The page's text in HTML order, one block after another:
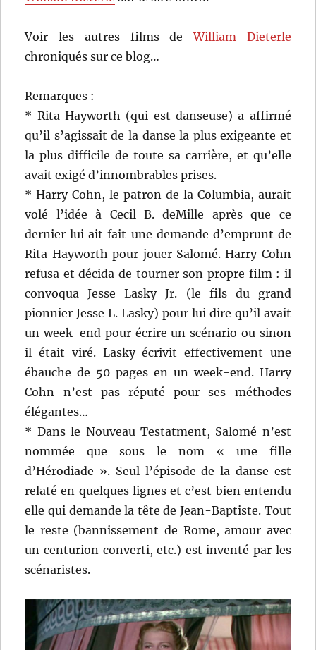
Voir les autres films deWilliam Dieterle
chroniqués sur ce blog…
Remarques :
* Rita Hayworth (qui est danseuse) a affirmé
qu’il s’agissait de la danse la plus exigeante et
la plus difficile de toute sa carrière, et qu’elle
avait exigé d’innombrables prises.
* Harry Cohn, le patron de la Columbia, aurait
volé l’idée à Cecil B. deMille après que ce
dernier lui ait fait une demande d’emprunt de
Rita Hayworth pour jouer Salomé. Harry Cohn
refusa et décida de tourner son propre film : il
convoqua Jesse Lasky Jr. (le fils du grand
pionnier Jesse L. Lasky) pour lui dire qu’il avait
un week-end pour écrire un scénario ou sinon
il était viré. Lasky écrivit effectivement une
ébauche de 50 pages en un week-end. Harry
Cohn n’est pas réputé pour ses méthodes
élégantes…
* Dans le Nouveau Testatment, Salomé n’est
nommée que sous le nom « une fille
d’Hérodiade ». Seul l’épisode de la danse est
relaté en quelques lignes et c’est bien entendu
elle qui demande la tête de Jean-Baptiste. Tout
le reste (bannissement de Rome, amour avec
un centurion converti, etc.) est inventé par les
scénaristes.